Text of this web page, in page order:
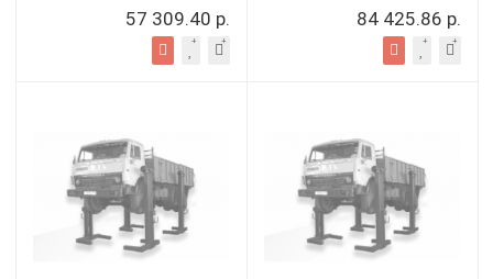
57 309.40 р. 84 425.86 р.